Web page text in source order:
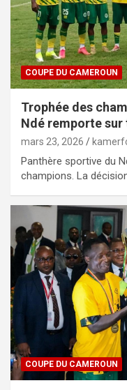
COUPE DU CAMEROUN
Trophée des
Ndé remporte sur
mars 23, 2026
Panthère sportive du
champions. La
COUPE DU CAMEROUN